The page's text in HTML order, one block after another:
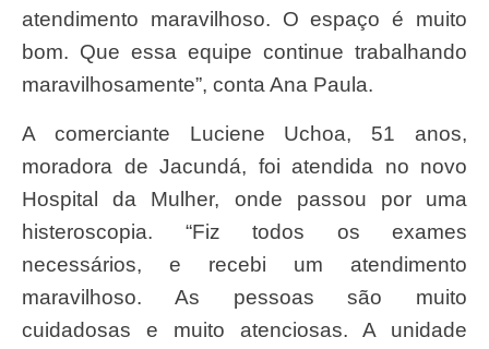
atendimento maravilhoso. O espaço é muito
bom. Que essa equipe continue trabalhando
maravilhosamente”, conta Ana Paula.
A comerciante Luciene Uchoa, 51 anos,
moradora de Jacundá, foi atendida no novo
Hospital da Mulher, onde passou por uma
histeroscopia. “Fiz todos os exames
necessários, e recebi um atendimento
maravilhoso. As pessoas são muito
cuidadosas e muito atenciosas. A unidade